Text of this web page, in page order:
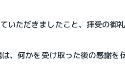
いただきましたこと、拝受の御
、何かを受け取った後の感謝を